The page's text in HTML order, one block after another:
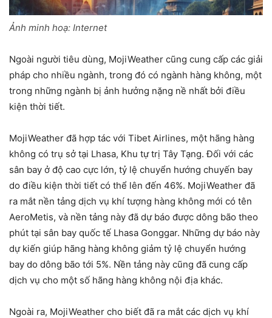
Ảnh minh hoạ: Internet
Ngoài người tiêu dùng, MojiWeather cũng cung cấp các giải
pháp cho nhiều ngành, trong đó có ngành hàng không, một
trong những ngành bị ảnh hưởng nặng nề nhất bởi điều
kiện thời tiết.
MojiWeather đã hợp tác với Tibet Airlines, một hãng hàng
không có trụ sở tại Lhasa, Khu tự trị Tây Tạng. Đối với các
sân bay ở độ cao cực lớn, tỷ lệ chuyển hướng chuyến bay
do điều kiện thời tiết có thể lên đến 46%. MojiWeather đã
ra mắt nền tảng dịch vụ khí tượng hàng không mới có tên
AeroMetis, và nền tảng này đã dự báo được dông bão theo
phút tại sân bay quốc tế Lhasa Gonggar. Những dự báo này
dự kiến giúp hãng hàng không giảm tỷ lệ chuyển hướng
bay do dông bão tới 5%. Nền tảng này cũng đã cung cấp
dịch vụ cho một số hãng hàng không nội địa khác.
Ngoài ra, MojiWeather cho biết đã ra mắt các dịch vụ khí